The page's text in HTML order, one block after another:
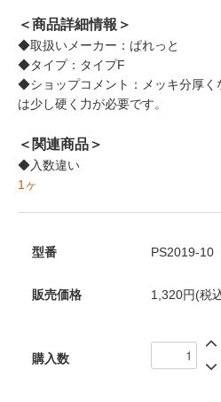
＜商品詳細情報＞
◆取扱いメーカー：ぱれっと
◆タイプ：タイプF
◆ショップコメント：メッキ分厚く
は少し硬く力が必要です。
＜関連商品＞
◆入数違い
1ヶ
型番 PS2019-10
販売価格 1,320円(税
購入数